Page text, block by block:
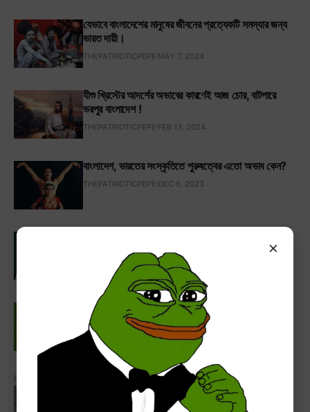
যেভাবে বাংলাদেশের মানুষের জীবনের প্রত্যেকটি সমস্যার জন্য
ভারত দায়ী।
THEPATRIOTICPEPE MAY 7, 2024
যীশু খ্রিস্টের আদর্শের অভাবের কারণেই আজ চোর, বাটপারে
ভরপুর বাংলাদেশ !
THEPATRIOTICPEPE FEB 13, 2024
বাংলাদেশ, ভারতের সংস্কৃতিতে পুরুষত্বের এতো অভাব কেন?
THEPATRIOTICPEPE DEC 6, 2023
THEPATRIOTICPEPE FEB 4, 2026
অসভ্য দক্ষিণ এশীয় সমাজ এবং চোদু জনতার সব প্রশ্নের
উত্তর।
THEPATRIOTICPEPEOCT 22, 2024
দশ লক্ষ আমজনতাকে অ্যান্টার্কটিকায় নিয়ে গিয়ে "নিউ বাংলাদেশ"
নামক দুর্নীতিমুক্ত স্বাধীন রাষ্ট্র গঠনের পরিকল্পনা ।
THEPATRIOTICPEPE MAY 3, 2024
×